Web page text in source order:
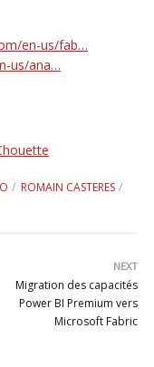
en-us/fab…
us/ana…
ROMAIN CASTERES
NEXT
Migration des capacités
Power BI Premium vers
Microsoft Fabric